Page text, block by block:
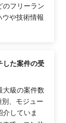
のフリーラン
ウや技術情報
した案件の受
大級の案件数
、モジュー
介していま